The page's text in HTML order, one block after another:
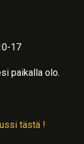
17
paikalla olo.
tästä !